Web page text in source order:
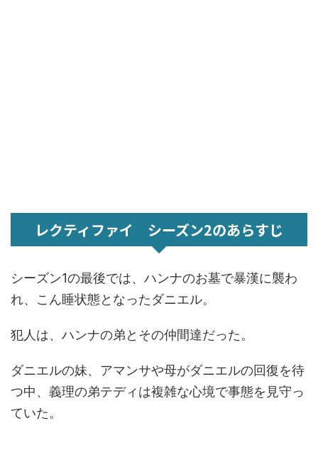
レクティファイ シーズン2のあらすじ
シーズン1の最後では、ハンナのお墓で暴漢に襲わ
れ、こん睡状態となったダニエル。
犯人は、ハンナの弟とその仲間達だった。
ダニエルの妹、アマンサや母がダニエルの回復を待
つ中、義理の弟テディは複雑な心境で事態を見守っ
ていた。